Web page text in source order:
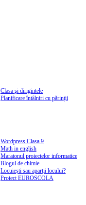
Clasa şi dirigintele
Planificare întâlniri cu părinții
Wordpress Clasa 9
Math in english
Maratonul proiectelor informatice
Blogul de chimie
Locuiești sau aparții locului?
Proiect EUROSCOLA